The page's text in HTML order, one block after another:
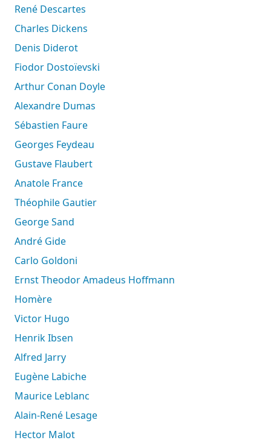
René Descartes
Charles Dickens
Denis Diderot
Fiodor Dostoïevski
Arthur Conan Doyle
Alexandre Dumas
Sébastien Faure
Georges Feydeau
Gustave Flaubert
Anatole France
Théophile Gautier
George Sand
André Gide
Carlo Goldoni
Ernst Theodor Amadeus Hoffmann
Homère
Victor Hugo
Henrik Ibsen
Alfred Jarry
Eugène Labiche
Maurice Leblanc
Alain-René Lesage
Hector Malot